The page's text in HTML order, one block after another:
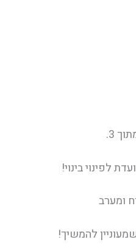
לפינוי בינוי!
ומערב
להמשיך!